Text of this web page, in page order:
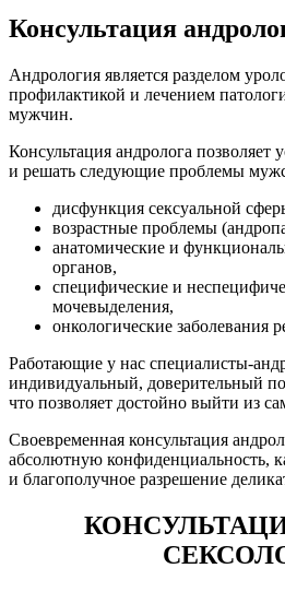
Консультация
Андрология является разделом
профилактикой и лечением
мужчин.
Консультация андролога позволяет
и решать следующие проблемы
дисфункция сексуальной
возрастные проблемы
анатомические и
органов,
специфические и
мочевыделения,
онкологические заболевания
Работающие у нас специалисты-
индивидуальный, доверительный
что позволяет достойно выйти из
Своевременная консультация
абсолютную конфиденциальность,
и благополучное разрешение